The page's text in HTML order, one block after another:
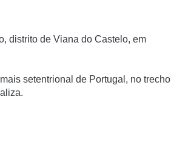
distrito de Viana do Castelo, em
setentrional de Portugal, no trecho